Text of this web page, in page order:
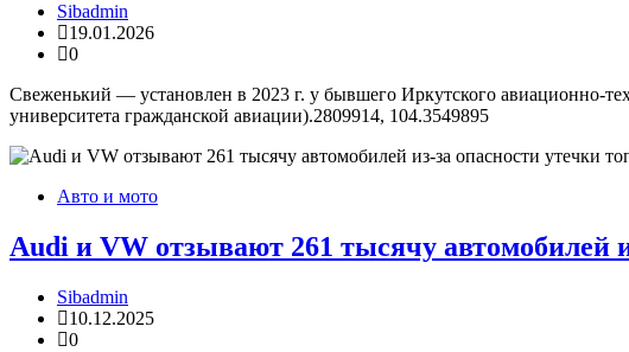
Sibadmin
19.01.2026
0
Свеженький — установлен в 2023 г. у бывшего Иркутского авиационно-
университета гражданской авиации).2809914, 104.3549895
Авто и мото
Audi и VW отзывают 261 тысячу автомобилей
Sibadmin
10.12.2025
0